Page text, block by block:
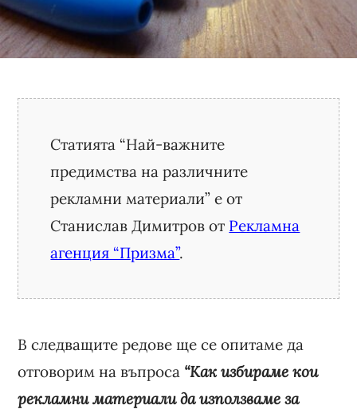
Статията “Най-важните
предимства на различните
рекламни материали” е от
Станислав Димитров от Рекламна
агенция “Призма”.
В следващите редове ще се опитаме да
отговорим на въпроса “Как избираме кои
рекламни материали да използваме за